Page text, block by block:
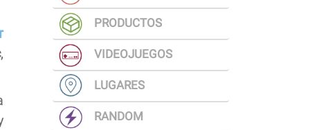
,
PRODUCTOS
VIDEOJUEGOS
LUGARES
RANDOM